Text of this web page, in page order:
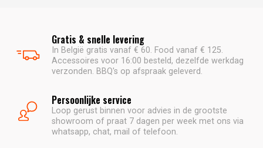
Gratis & snelle levering
In België gratis vanaf € 60. Food vanaf € 125.
Accessoires voor 16:00 besteld, dezelfde werkdag
verzonden. BBQ's op afspraak geleverd.
Persoonlijke service
Loop gerust binnen voor advies in de grootste
showroom of praat 7 dagen per week met ons via
whatsapp, chat, mail of telefoon.